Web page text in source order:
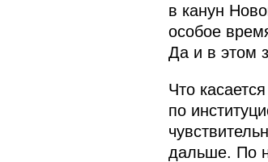
в канун
особое
Да и в этом
Что
по
дальше. По